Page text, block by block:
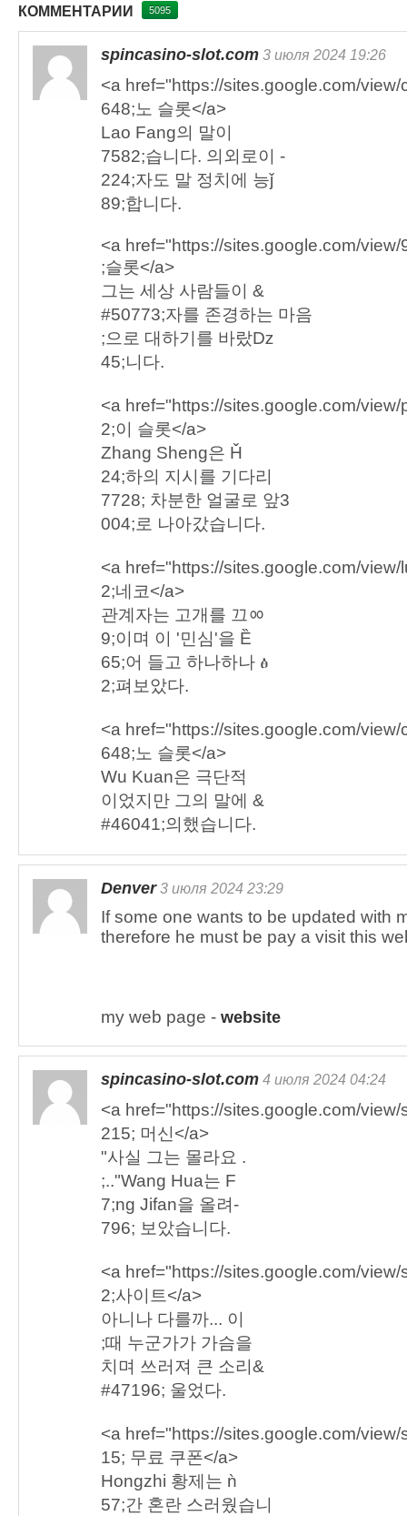
КОММЕНТАРИИ 5095
spincasino-slot.com 3 июля 2024 19:26
<a href="https://sites.google.com/
648;노 슬롯</a>
Lao Fang의 말이 
7582;습니다. 의외로이 -
224;자도 말 정치에 능ǰ
89;합니다.
<a href="https://sites.google.com/
;슬롯</a>
그는 세상 사람들이 &
#50773;자를 존경하는 마음
;으로 대하기를 바랐ǲ
45;니다.
<a href="https://sites.google.com/
2;이 슬롯</a>
Zhang Sheng은 Ȟ
24;하의 지시를 기다리
7728; 차분한 얼굴로 앞3
004;로 나아갔습니다.
<a href="https://sites.google.com/view/
2;네코</a>
관계자는 고개를 끄ᇮ
9;이며 이 '민심'을 Ȅ
65;어 들고 하나하나 ፅ
2;펴보았다.
<a href="https://sites.google.com/
648;노 슬롯</a>
Wu Kuan은 극단적
이었지만 그의 말에 &
#46041;의했습니다.
Denver3 июля 2024 23:29
If some one wants to be updated with
therefore he must be pay a visit this
my web page - website
spincasino-slot.com 4 июля 2024 04:24
<a href="https://sites.google.com/
215; 머신</a>
"사실 그는 몰라요 .
;.."Wang Hua는 F
7;ng Jifan을 올려-
796; 보았습니다.
<a href="https://sites.google.com/view/
2;사이트</a>
아니나 다를까... 이
;때 누군가가 가슴을
치며 쓰러져 큰 소리&
#47196; 울었다.
<a href="https://sites.google.com/
15; 무료 쿠폰</a>
Hongzhi 황제는 ǹ
57;간 혼란 스러웠습니